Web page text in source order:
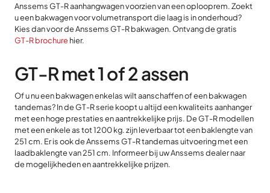
Anssems GT-R aanhangwagen voorzien van een oplooprem. Zoekt
u een bakwagen voor volumetransport die laag is in onderhoud?
Kies dan voor de Anssems GT-R bakwagen. Ontvang de gratis
GT-R brochurehier.
GT-R met 1 of 2 assen
Of u nu een bakwagen enkelas wilt aanschaffen of een bakwagen
tandemas? In de GT-R serie koopt u altijd een kwaliteits aanhanger
met een hoge prestaties en aantrekkelijke prijs. De GT-R modellen
met een enkele as tot 1200 kg. zijn leverbaar tot een baklengte van
251 cm. Er is ook de Anssems GT-R tandemas uitvoering met een
laadbaklengte van 251 cm. Informeer bij uw Anssems dealer naar
de mogelijkheden en aantrekkelijke prijzen.